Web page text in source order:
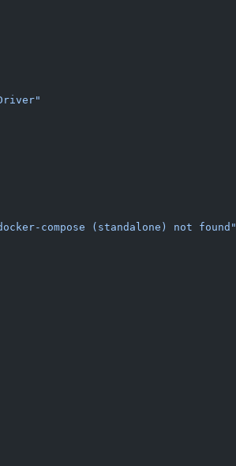
compose (standalone) not found"